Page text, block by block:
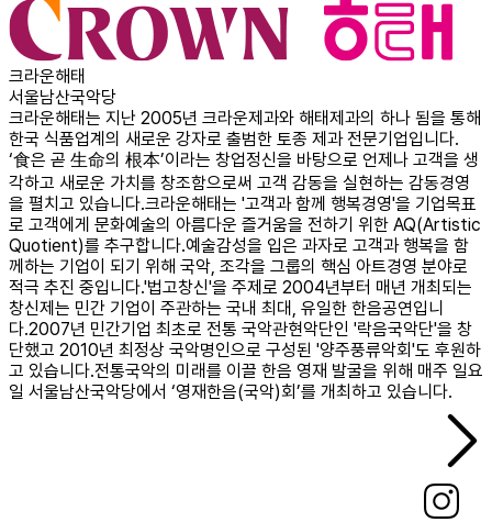
크라운해태
서울남산국악당
크라운해태는 지난 2005년 크라운제과와 해태제과의 하나 됨을 통해
한국 식품업계의 새로운 강자로 출범한 토종 제과 전문기업입니다.
‘食은 곧 生命의 根本’이라는 창업정신을 바탕으로 언제나 고객을 생
각하고 새로운 가치를 창조함으로써 고객 감동을 실현하는 감동경영
을 펼치고 있습니다.크라운해태는 '고객과 함께 행복경영'을 기업목표
로 고객에게 문화예술의 아름다운 즐거움을 전하기 위한 AQ(Artistic
Quotient)를 추구합니다.예술감성을 입은 과자로 고객과 행복을 함
께하는 기업이 되기 위해 국악, 조각을 그룹의 핵심 아트경영 분야로
적극 추진 중입니다.'법고창신'을 주제로 2004년부터 매년 개최되는
창신제는 민간 기업이 주관하는 국내 최대, 유일한 한음공연입니
다.2007년 민간기업 최초로 전통 국악관현악단인 '락음국악단'을 창
단했고 2010년 최정상 국악명인으로 구성된 '양주풍류악회'도 후원하
고 있습니다.전통국악의 미래를 이끌 한음 영재 발굴을 위해 매주 일요
일 서울남산국악당에서 ‘영재한음(국악)회’를 개최하고 있습니다.